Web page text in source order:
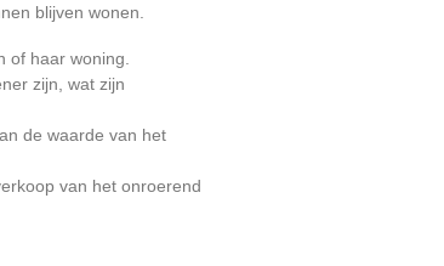
blijven wonen.
of haar woning.
zijn, wat zijn
de waarde van het
van het onroerend